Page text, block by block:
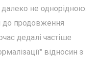
далеко не однорідною.
до продовження
дедалі частіше
відносин з